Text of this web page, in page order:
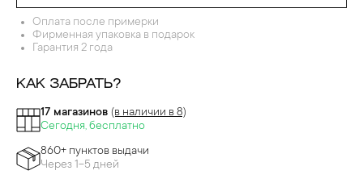
Оплата после примерки
Фирменная упаковка в подарок
Гарантия 2 года
КАК ЗАБРАТЬ?
17 магазинов (в наличии в 8)
Сегодня, бесплатно
860+ пунктов выдачи
Через 1-5 дней